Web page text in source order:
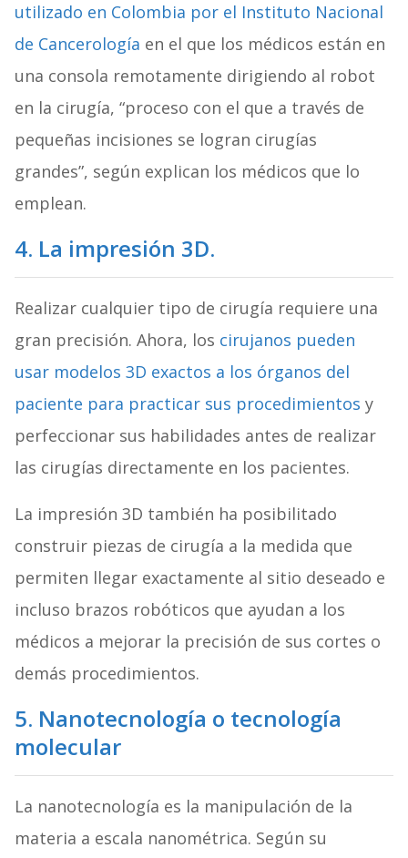
utilizado en Colombia por el Instituto Nacional
de Cancerología en el que los médicos están en
una consola remotamente dirigiendo al robot
en la cirugía, “proceso con el que a través de
pequeñas incisiones se logran cirugías
grandes”, según explican los médicos que lo
emplean.
4. La impresión 3D.
Realizar cualquier tipo de cirugía requiere una
gran precisión. Ahora, los cirujanos pueden
usar modelos 3D exactos a los órganos del
paciente para practicar sus procedimientos y
perfeccionar sus habilidades antes de realizar
las cirugías directamente en los pacientes.
La impresión 3D también ha posibilitado
construir piezas de cirugía a la medida que
permiten llegar exactamente al sitio deseado e
incluso brazos robóticos que ayudan a los
médicos a mejorar la precisión de sus cortes o
demás procedimientos.
5. Nanotecnología o tecnología
molecular
La nanotecnología es la manipulación de la
materia a escala nanométrica. Según su